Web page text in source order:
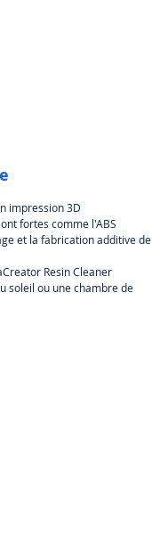
impression 3D
fortes comme l'ABS
et la fabrication additive de
Resin Cleaner
soleil ou une chambre de